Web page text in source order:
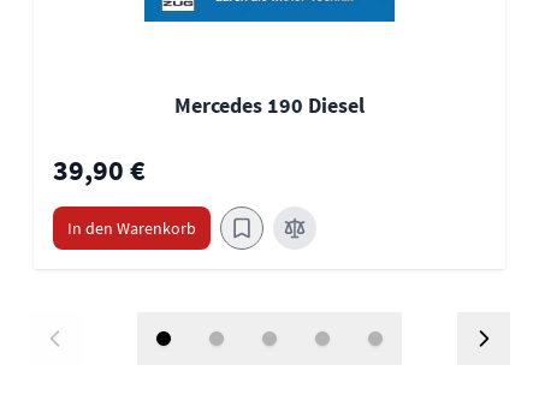
Mercedes 190 Diesel
39,90 €
In den Warenkorb